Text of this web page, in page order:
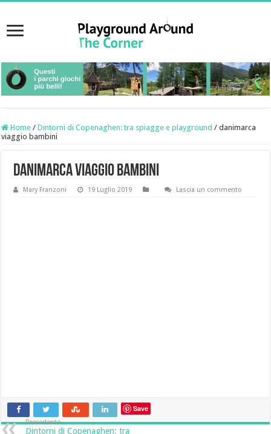
Home / Dintorni di Copenaghen: tra spiagge e playground / danimarca
viaggio bambini
danimarca viaggio bambini
Mary Franzoni 19 Luglio 2019 Lascia un commento
Save
Precedente
Dintorni di Copenaghen: tra